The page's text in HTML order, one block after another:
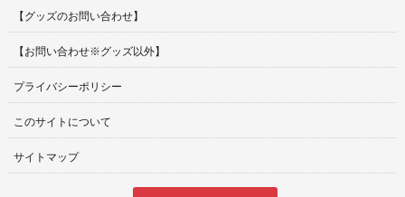
【グッズのお問い合わせ】
【お問い合わせ※グッズ以外】
プライバシーポリシー
このサイトについて
サイトマップ